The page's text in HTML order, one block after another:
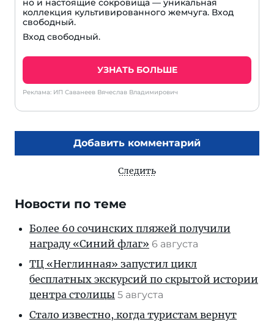
но и настоящие сокровища — уникальная
коллекция культивированного жемчуга. Вход
свободный.
Вход свободный.
УЗНАТЬ БОЛЬШЕ
Реклама: ИП Саванеев Вячеслав Владимирович
Добавить комментарий
Следить
Новости по теме
Более 60 сочинских пляжей получили
награду «Синий флаг» 6 августа
ТЦ «Неглинная» запустил цикл
бесплатных экскурсий по скрытой истории
центра столицы 5 августа
Стало известно, когда туристам вернут